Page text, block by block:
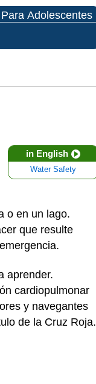
Para Adolescentes
in English
Water Safety
o en un lago.
que resulte
aprender.
cardiopulmonar
y navegantes
de la Cruz Roja.